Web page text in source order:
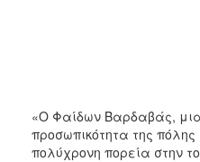
2011
2010
«Ο Φαίδων Βαρδαβάς,
προσωπικότητα της
πολύχρονη πορεία στην